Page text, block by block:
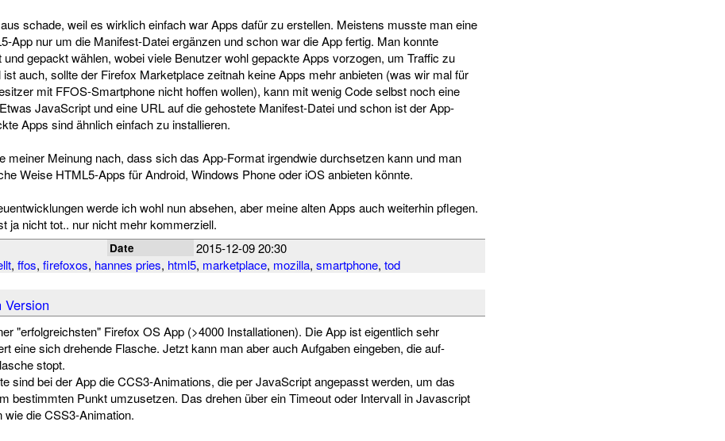
schade, weil es wirklich einfach war Apps dafür zu erstellen. Meistens musste man eine
App nur um die Manifest-Datei ergänzen und schon war die App fertig. Man konnte
gepackt wählen, wobei viele Benutzer wohl gepackte Apps vorzogen, um Traffic zu
auch, sollte der Firefox Marketplace zeitnah keine Apps mehr anbieten (was wir mal für
mit FFOS-Smartphone nicht hoffen wollen), kann mit wenig Code selbst noch eine
JavaScript und eine URL auf die gehostete Manifest-Datei und schon ist der App-
Apps sind ähnlich einfach zu installieren.
meiner Meinung nach, dass sich das App-Format irgendwie durchsetzen kann und man
Weise HTML5-Apps für Android, Windows Phone oder iOS anbieten könnte.
werde ich wohl nun absehen, aber meine alten Apps auch weiterhin pflegen.
ja nicht tot.. nur nicht mehr kommerziell.
Date 2015-12-09 20:30
, ffos, firefoxos, hannes pries, html5, marketplace, mozilla, smartphone, tod
Version
"erfolgreichsten" Firefox OS App (>4000 Installationen). Die App ist eigentlich sehr
eine sich drehende Flasche. Jetzt kann man aber auch Aufgaben eingeben, die auf-
stopt.
sind bei der App die CCS3-Animations, die per JavaScript angepasst werden, um das
bestimmten Punkt umzusetzen. Das drehen über ein Timeout oder Intervall in Javascript
die CSS3-Animation.